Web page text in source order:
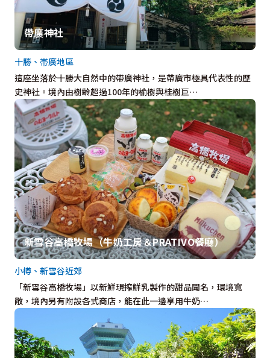
帶廣神社
這座坐落於十勝大自然中的帶廣神社，是帶廣市極具代表性的歷
史神社。境內由樹齡超過100年的榆樹與桂樹巨…
十勝、帯廣地區
新雪谷高橋牧場（牛奶工房＆PRATIVO餐廳）
「新雪谷高橋牧場」以新鮮現搾鮮乳製作的甜品聞名，環境寬
敞，境內另有附設各式商店，能在此一邊享用牛奶…
小樽、新雪谷近郊